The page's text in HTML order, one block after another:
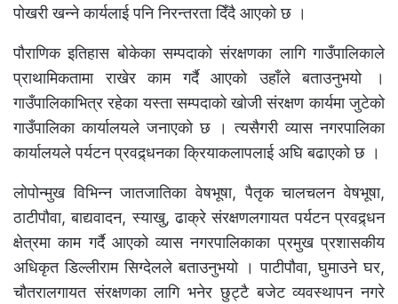
पोखरी खन्ने कार्यलाई पनि निरन्तरता दिँदै आएको छ ।
पौराणिक इतिहास बोकेका सम्पदाको संरक्षणका लागि गाउँपालिकाले
प्राथामिकतामा राखेर काम गर्दै आएको उहाँले बताउनुभयो ।
गाउँपालिकाभित्र रहेका यस्ता सम्पदाको खोजी संरक्षण कार्यमा जुटेको
गाउँपालिका कार्यालयले जनाएको छ । त्यसैगरी व्यास नगरपालिका
कार्यालयले पर्यटन प्रवद्र्धनका क्रियाकलापलाई अघि बढाएको छ ।
लोपोन्मुख विभिन्न जातजातिका वेषभूषा, पैतृक चालचलन वेषभूषा,
ठाटीपौवा, बाद्यवादन, स्याखु, ढाक्रे संरक्षणलगायत पर्यटन प्रवद्र्धन
क्षेत्रमा काम गर्दै आएको व्यास नगरपालिकाका प्रमुख प्रशासकीय
अधिकृत डिल्लीराम सिग्देलले बताउनुभयो । पाटीपौवा, घुमाउने घर,
चौतरालगायत संरक्षणका लागि भनेर छुट्टै बजेट व्यवस्थापन नगरे